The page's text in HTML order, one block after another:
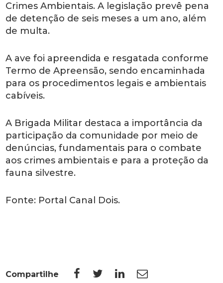
Crimes Ambientais. A legislação prevê pena
de detenção de seis meses a um ano, além
de multa.
A ave foi apreendida e resgatada conforme
Termo de Apreensão, sendo encaminhada
para os procedimentos legais e ambientais
cabíveis.
A Brigada Militar destaca a importância da
participação da comunidade por meio de
denúncias, fundamentais para o combate
aos crimes ambientais e para a proteção da
fauna silvestre.
Fonte: Portal Canal Dois.
Compartilhe